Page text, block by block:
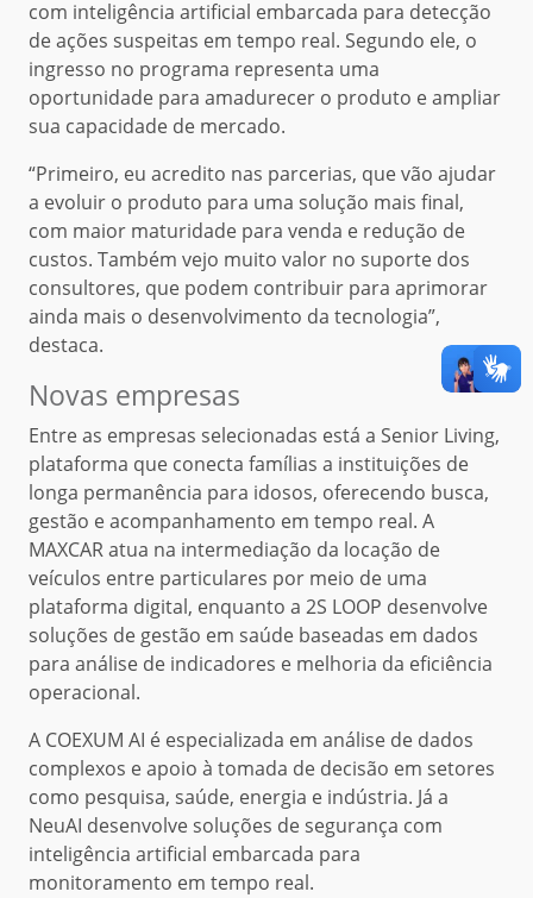
com inteligência artificial embarcada para detecção
de ações suspeitas em tempo real. Segundo ele, o
ingresso no programa representa uma
oportunidade para amadurecer o produto e ampliar
sua capacidade de mercado.
“Primeiro, eu acredito nas parcerias, que vão ajudar
a evoluir o produto para uma solução mais final,
com maior maturidade para venda e redução de
custos. Também vejo muito valor no suporte dos
consultores, que podem contribuir para aprimorar
ainda mais o desenvolvimento da tecnologia”,
destaca.
Novas empresas
Entre as empresas selecionadas está a Senior Living,
plataforma que conecta famílias a instituições de
longa permanência para idosos, oferecendo busca,
gestão e acompanhamento em tempo real. A
MAXCAR atua na intermediação da locação de
veículos entre particulares por meio de uma
plataforma digital, enquanto a 2S LOOP desenvolve
soluções de gestão em saúde baseadas em dados
para análise de indicadores e melhoria da eficiência
operacional.
A COEXUM AI é especializada em análise de dados
complexos e apoio à tomada de decisão em setores
como pesquisa, saúde, energia e indústria. Já a
NeuAI desenvolve soluções de segurança com
inteligência artificial embarcada para
monitoramento em tempo real.